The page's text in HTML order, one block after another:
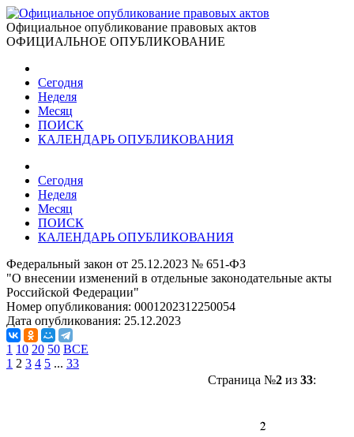
Официальное опубликование правовых актов
ОФИЦИАЛЬНОЕ ОПУБЛИКОВАНИЕ
Сегодня
Неделя
Месяц
ПОИСК
КАЛЕНДАРЬ ОПУБЛИКОВАНИЯ
Сегодня
Неделя
Месяц
ПОИСК
КАЛЕНДАРЬ ОПУБЛИКОВАНИЯ
Федеральный закон от 25.12.2023 № 651-ФЗ
"О внесении изменений в отдельные законодательные акты
Российской Федерации"
Номер опубликования: 0001202312250054
Дата опубликования: 25.12.2023
1 10 20 50 ВСЕ
1 2 3 4 5 ... 33
Страница №2из 33: